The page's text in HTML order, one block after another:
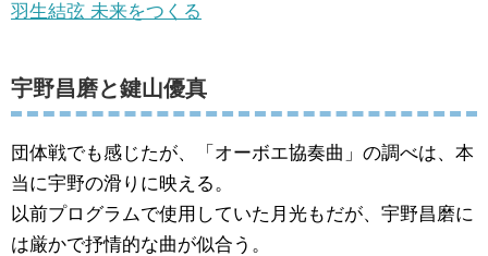
羽生結弦 未来をつくる
宇野昌磨と鍵山優真
団体戦でも感じたが、「オーボエ協奏曲」の調べは、本
当に宇野の滑りに映える。
以前プログラムで使用していた月光もだが、宇野昌磨に
は厳かで抒情的な曲が似合う。